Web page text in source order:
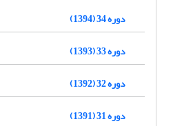
دوره 34 (1394)
دوره 33 (1393)
دوره 32 (1392)
دوره 31 (1391)